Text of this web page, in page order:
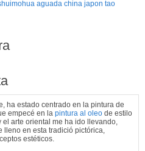
aguada china japon tao
ha estado centrado en la pintura de
empecé en la pintura al oleo de estilo
arte oriental me ha ido llevando,
lleno en esta tradició pictórica,
estéticos.